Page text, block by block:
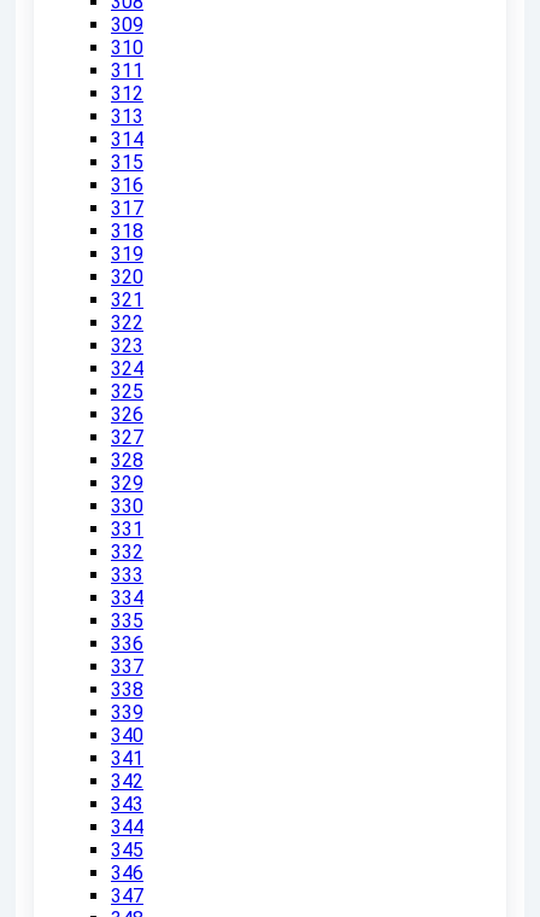
309
310
311
312
313
314
315
316
317
318
319
320
321
322
323
324
325
326
327
328
329
330
331
332
333
334
335
336
337
338
339
340
341
342
343
344
345
346
347